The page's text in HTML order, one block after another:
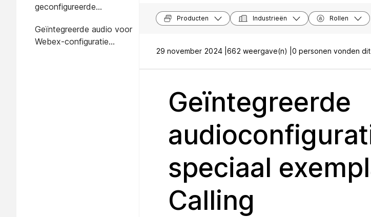
geconfigureerde
Geïntegreerde audio voor
Webex-configuratie
Producten Industrieën Rollen
29 november 2024 | 662 weergave(n) | 0 personen vonden
Geïntegreerde
speciaal
Calling